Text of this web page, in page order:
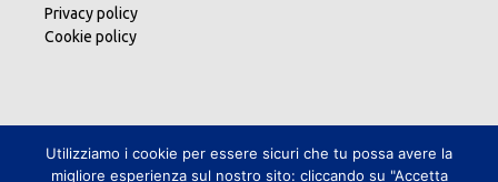
Privacy policy
Cookie policy
Utilizziamo i cookie per essere sicuri che tu possa avere la
migliore esperienza sul nostro sito: cliccando su "Accetta